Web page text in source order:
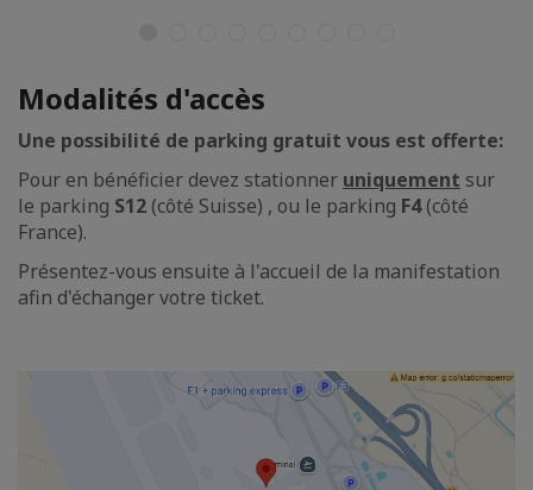
Modalités d'accès
Une possibilité de parking gratuit vous est offerte:
Pour en bénéficier devez stationner uniquement sur
le parking S12 (côté Suisse) , ou le parking F4(côté
France).
Présentez-vous ensuite à l'accueil de la manifestation
afin d'échanger votre ticket.